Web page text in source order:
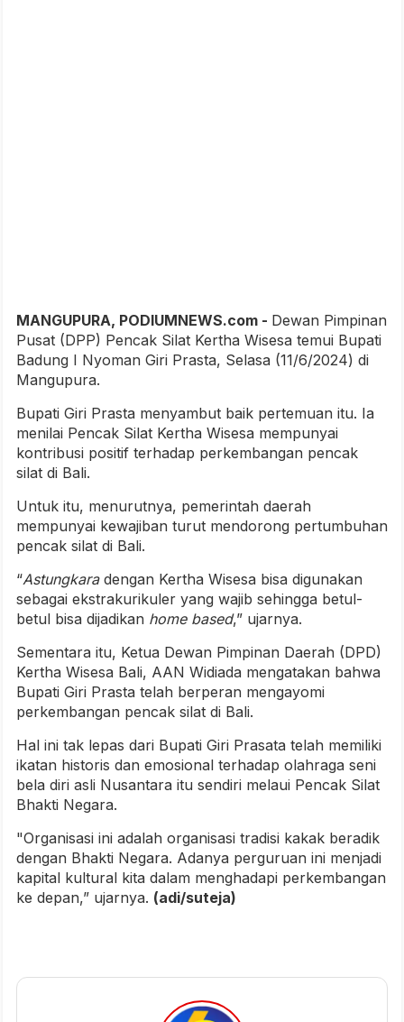
MANGUPURA, PODIUMNEWS.com - Dewan Pimpinan
Pusat (DPP) Pencak Silat Kertha Wisesa temui Bupati
Badung I Nyoman Giri Prasta, Selasa (11/6/2024) di
Mangupura.
Bupati Giri Prasta menyambut baik pertemuan itu. Ia
menilai Pencak Silat Kertha Wisesa mempunyai
kontribusi positif terhadap perkembangan pencak
silat di Bali.
Untuk itu, menurutnya, pemerintah daerah
mempunyai kewajiban turut mendorong pertumbuhan
pencak silat di Bali.
“Astungkaradengan Kertha Wisesa bisa digunakan
sebagai ekstrakurikuler yang wajib sehingga betul-
betul bisa dijadikan home based,” ujarnya.
Sementara itu, Ketua Dewan Pimpinan Daerah (DPD)
Kertha Wisesa Bali, AAN Widiada mengatakan bahwa
Bupati Giri Prasta telah berperan mengayomi
perkembangan pencak silat di Bali.
Hal ini tak lepas dari Bupati Giri Prasata telah memiliki
ikatan historis dan emosional terhadap olahraga seni
bela diri asli Nusantara itu sendiri melaui Pencak Silat
Bhakti Negara.
"Organisasi ini adalah organisasi tradisi kakak beradik
dengan Bhakti Negara. Adanya perguruan ini menjadi
kapital kultural kita dalam menghadapi perkembangan
ke depan,” ujarnya. (adi/suteja)